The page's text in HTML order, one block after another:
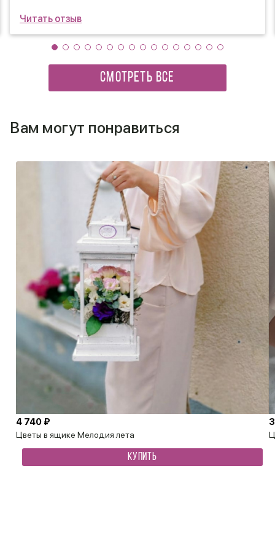
Читать отзыв
СМОТРЕТЬ ВСЕ
Вам могут понравиться
Цветы в ящике Мелодия лета
4 740 ₽
КУПИТЬ